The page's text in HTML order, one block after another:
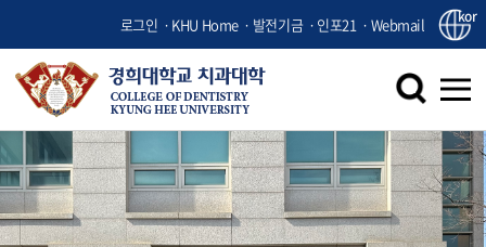
로그인 KHU Home 발전기금 인포21 Webmail kor